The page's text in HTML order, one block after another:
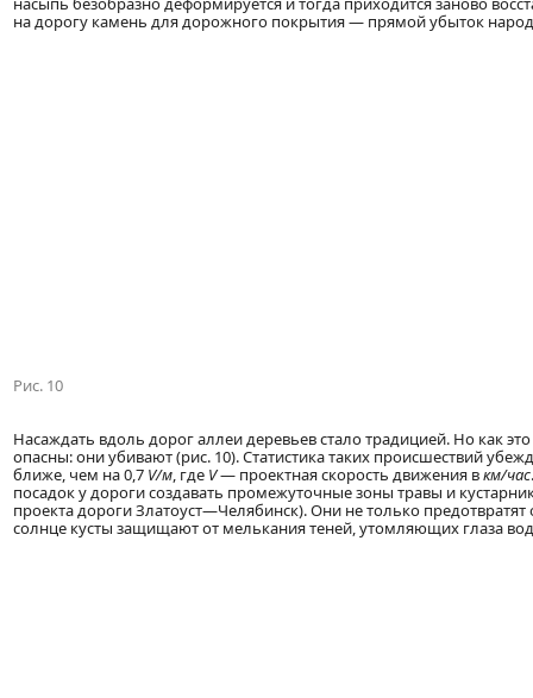
на дорогу камень для дорожного покрытия — прямой убыток
Рис. 10
Насаждать вдоль дорог аллеи деревьев стало традицией. Но как
опасны: они убивают (рис. 10). Статистика таких происшествий
ближе, чем на 0,7 V/м, где V— проектная скорость движения вкм/час
посадок у дороги создавать промежуточные зоны травы и
проекта дороги Златоуст—Челябинск). Они не только
солнце кусты защищают от мелькания теней, утомляющих глаза